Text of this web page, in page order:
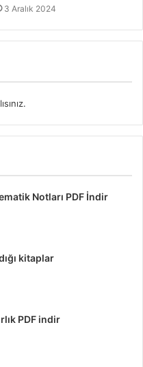
3 Aralık 2024
.
Notları PDF İndir
kitaplar
PDF indir